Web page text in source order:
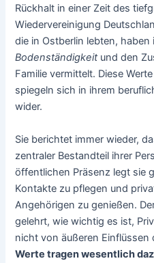
Rückhalt in einer Zeit des
Wiedervereinigung
die in Ostberlin lebten,
Bodenständigkeitund den
Familie vermittelt. Diese
spiegeln sich in ihrem
wider.
Sie berichtet immer wieder,
zentraler Bestandteil ihrer
öffentlichen Präsenz legt sie
Kontakte zu pflegen und
Angehörigen zu genießen.
gelehrt, wie wichtig es ist,
nicht von äußeren Einflüssen
Werte tragen wesentlich